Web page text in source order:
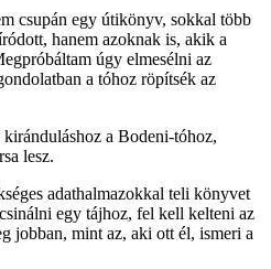
csupán egy útikönyv, sokkal több
hanem azoknak is, akik a
úgy elmesélni az
a tóhoz röpítsék az
a Bodeni-tóhoz,
lesz.
adathalmazokkal teli könyvet
egy tájhoz, fel kell kelteni az
jobban, mint az, aki ott él, ismeri a